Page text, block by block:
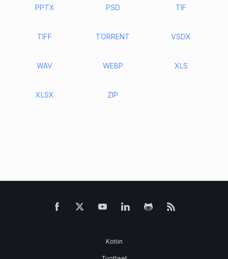
PPTX PSD TIF
TIFF TORRENT VSDX
WAV WEBP XLS
XLSX ZIP
Kotiin